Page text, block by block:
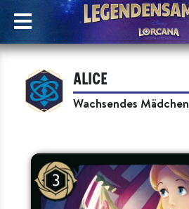
Alice
Wachsendes Mädchen